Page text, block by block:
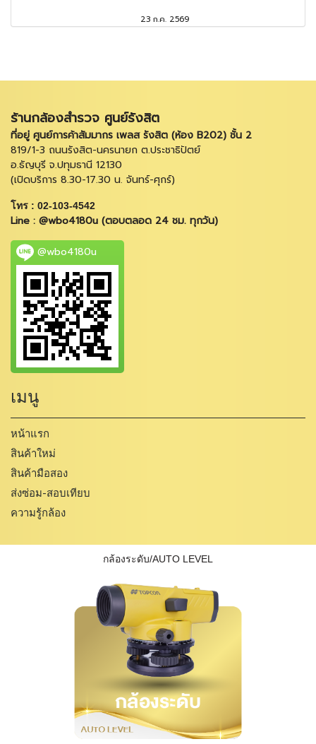
23 ก.ค. 2569
ร้านกล้องสำรวจ ศูนย์รังสิต
ที่อยู่ ศูนย์การค้าสัมมากร เพลส รังสิต (ห้อง B202) ชั้น 2
819/1-3 ถนนรังสิต-นครนายก ต.ประชาธิปัตย์
อ.ธัญบุรี จ.ปทุมธานี 12130
(เปิดบริการ 8.30-17.30 น. จันทร์-ศุกร์)
โทร : 02-103-4542
Line : @wbo4180u (ตอบตลอด 24 ชม. ทุกวัน)
@wbo4180u
เมนู
หน้าแรก
สินค้าใหม่
สินค้ามือสอง
ส่งซ่อม-สอบเทียบ
ความรู้กล้อง
กล้องระดับ/AUTO LEVEL